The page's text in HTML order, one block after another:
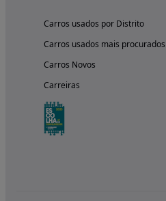
Carros usados por Distrito
Carros usados mais procurados
Carros Novos
Carreiras